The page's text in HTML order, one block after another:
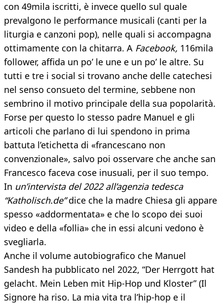
con 49mila iscritti, è invece quello sul quale
prevalgono le performance musicali (canti per la
liturgia e canzoni pop), nelle quali si accompagna
ottimamente con la chitarra. A Facebook, 116mila
follower, affida un po’ le une e un po’ le altre. Su
tutti e tre i social si trovano anche delle catechesi
nel senso consueto del termine, sebbene non
sembrino il motivo principale della sua popolarità.
Forse per questo lo stesso padre Manuel e gli
articoli che parlano di lui spendono in prima
battuta l’etichetta di «francescano non
convenzionale», salvo poi osservare che anche san
Francesco faceva cose inusuali, per il suo tempo.
In un’intervista del 2022 all’agenzia tedesca
“Katholisch.de”dice che la madre Chiesa gli appare
spesso «addormentata» e che lo scopo dei suoi
video e della «follia» che in essi alcuni vedono è
svegliarla.
Anche il volume autobiografico che Manuel
Sandesh ha pubblicato nel 2022, “Der Herrgott hat
gelacht. Mein Leben mit Hip-Hop und Kloster” (Il
Signore ha riso. La mia vita tra l’hip-hop e il